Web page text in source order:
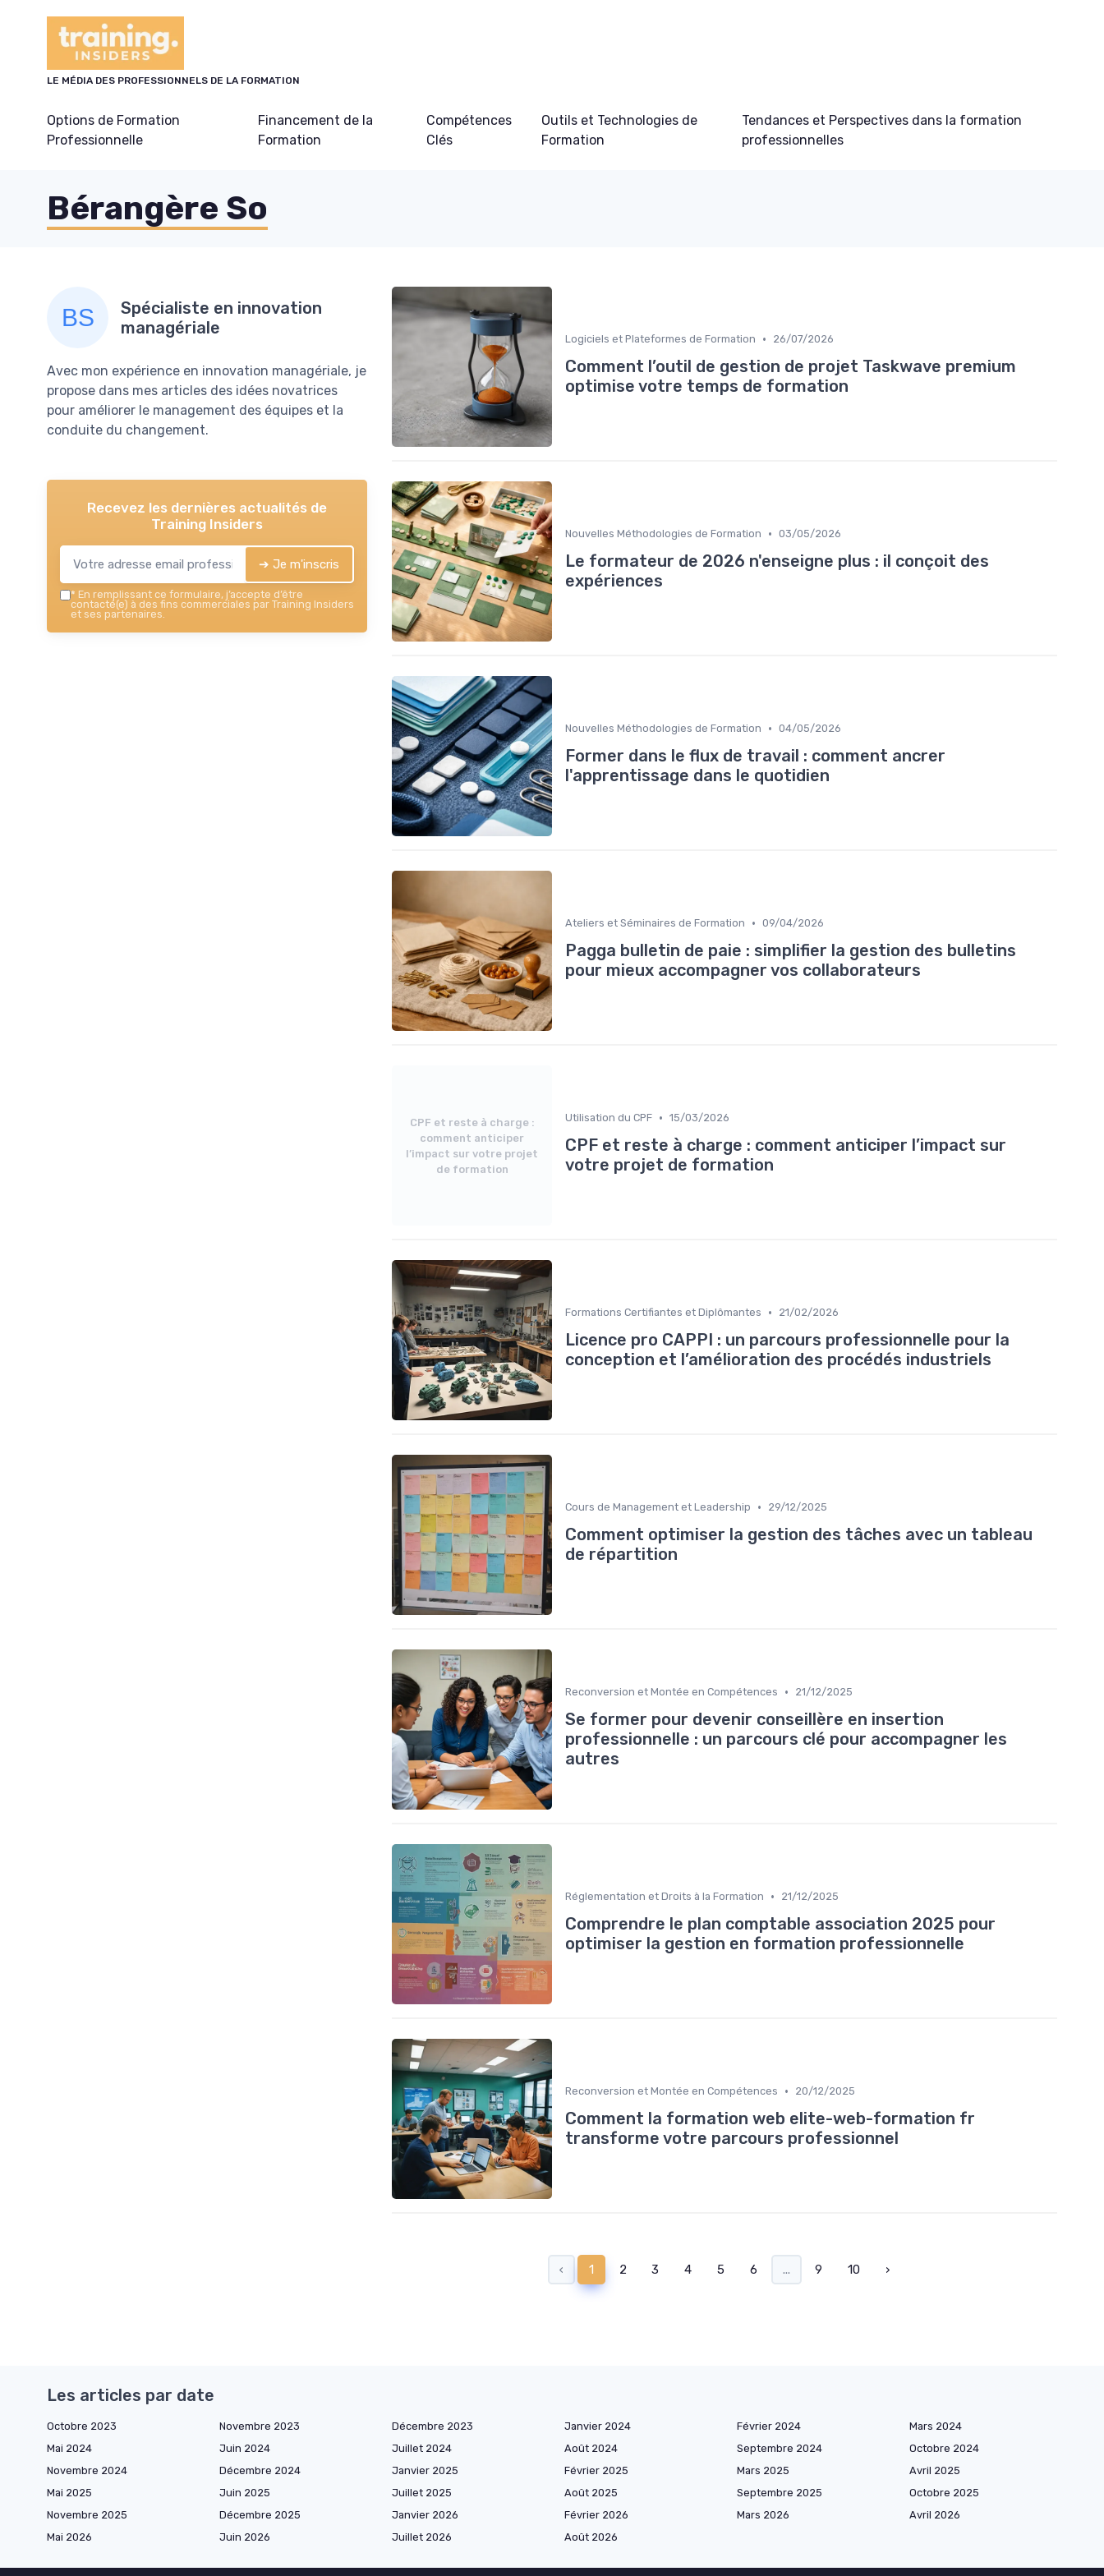
LE MÉDIA DES PROFESSIONNELS DE LA FORMATION
Options de Formation
Professionnelle
Financement de la
Formation
Compétences
Clés
Outils et Technologies de
Formation
Tendances et Perspectives dans la formation
professionnelles
Bérangère So
Spécialiste en innovation
managériale
Avec mon expérience en innovation managériale, je
propose dans mes articles des idées novatrices
pour améliorer le management des équipes et la
conduite du changement.
Recevez les dernières actualités de
Training Insiders
➔ Je m'inscris
* En remplissant ce formulaire, j’accepte d’être
contacté(e) à des fins commerciales par Training Insiders
et ses partenaires.
Logiciels et Plateformes de Formation • 26/07/2026
Comment l’outil de gestion de projet Taskwave premium
optimise votre temps de formation
Nouvelles Méthodologies de Formation • 03/05/2026
Le formateur de 2026 n'enseigne plus : il conçoit des
expériences
Nouvelles Méthodologies de Formation • 04/05/2026
Former dans le flux de travail : comment ancrer
l'apprentissage dans le quotidien
Ateliers et Séminaires de Formation • 09/04/2026
Pagga bulletin de paie : simplifier la gestion des bulletins
pour mieux accompagner vos collaborateurs
CPF et reste à charge :
comment anticiper
l’impact sur votre projet
de formation
Utilisation du CPF • 15/03/2026
CPF et reste à charge : comment anticiper l’impact sur
votre projet de formation
Formations Certifiantes et Diplômantes • 21/02/2026
Licence pro CAPPI : un parcours professionnelle pour la
conception et l’amélioration des procédés industriels
Cours de Management et Leadership • 29/12/2025
Comment optimiser la gestion des tâches avec un tableau
de répartition
Reconversion et Montée en Compétences • 21/12/2025
Se former pour devenir conseillère en insertion
professionnelle : un parcours clé pour accompagner les
autres
Réglementation et Droits à la Formation • 21/12/2025
Comprendre le plan comptable association 2025 pour
optimiser la gestion en formation professionnelle
Reconversion et Montée en Compétences • 20/12/2025
Comment la formation web elite-web-formation fr
transforme votre parcours professionnel
‹ 1 2 3 4 5 6 ... 9 10 ›
Les articles par date
Octobre 2023 Novembre 2023 Décembre 2023 Janvier 2024 Février 2024
Mars 2024
Mai 2024
Juin 2024 Juillet 2024 Août 2024 Septembre 2024
Octobre 2024
Novembre 2024
Décembre 2024 Janvier 2025 Février 2025 Mars 2025
Avril 2025
Mai 2025
Juin 2025 Juillet 2025 Août 2025 Septembre 2025
Octobre 2025
Novembre 2025
Décembre 2025 Janvier 2026 Février 2026 Mars 2026
Avril 2026
Mai 2026
Juin 2026 Juillet 2026 Août 2026